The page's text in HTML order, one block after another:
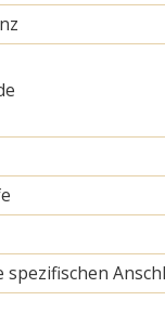
spezifischen